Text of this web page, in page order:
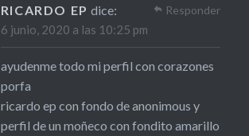
RICARDO EP dice:
6 junio, 2020 a las 10:25 pm
ayudenme todo mi perfil con corazones
porfa
ricardo ep con fondo de anonimous y
perfil de un moñeco con fondito amarillo
Responder